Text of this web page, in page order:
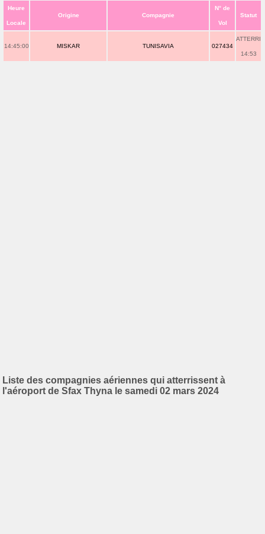
Heure
Locale
Origine Compagnie
N° de
Vol
Statut
14:45:00 MISKAR TUNISAVIA 027434
ATTERRI
14:53
Liste des compagnies aériennes qui atterrissent à
l'aéroport de Sfax Thyna le samedi 02 mars 2024